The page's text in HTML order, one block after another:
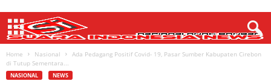
Home Nasional
Ada Pedagang Positif Covid- 19, Pasar Sumber Kabupaten Cirebon
di Tutup Sementara...
NASIONAL NEWS